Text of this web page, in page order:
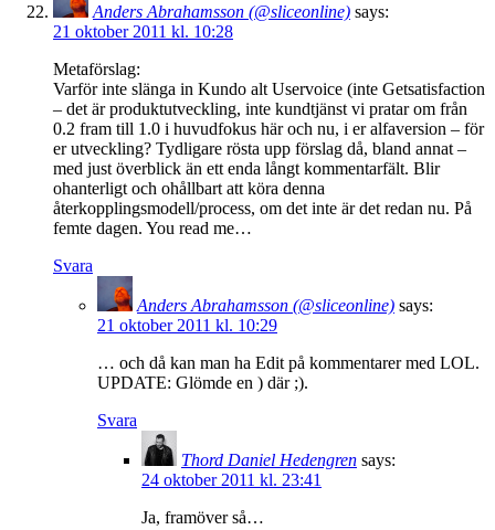
Anders Abrahamsson (@sliceonline) says:
21 oktober 2011 kl. 10:28
Metaförslag:
Varför inte slänga in Kundo alt Uservoice (inte Getsatisfaction
– det är produktutveckling, inte kundtjänst vi pratar om från
0.2 fram till 1.0 i huvudfokus här och nu, i er alfaversion – för
er utveckling? Tydligare rösta upp förslag då, bland annat –
med just överblick än ett enda långt kommentarfält. Blir
ohanterligt och ohållbart att köra denna
återkopplingsmodell/process, om det inte är det redan nu. På
femte dagen. You read me…
Svara
Anders Abrahamsson (@sliceonline) says:
21 oktober 2011 kl. 10:29
… och då kan man ha Edit på kommentarer med LOL.
UPDATE: Glömde en ) där ;).
Svara
Thord Daniel Hedengren says:
24 oktober 2011 kl. 23:41
Ja, framöver så…